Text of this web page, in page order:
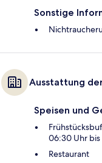
Sonstige
Ausstattung
Speisen und
06:30 Uhr
Restaurant